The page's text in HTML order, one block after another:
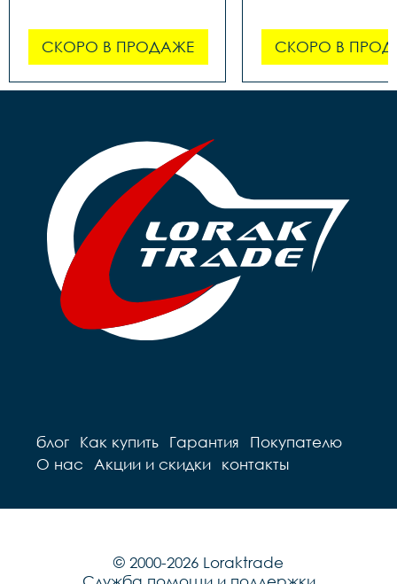
СКОРО В ПРОДАЖЕ СКОРО В
блог Как купить Гарантия
Покупателю
О нас
Акции и скидки контакты
© 2000-2026 Loraktrade